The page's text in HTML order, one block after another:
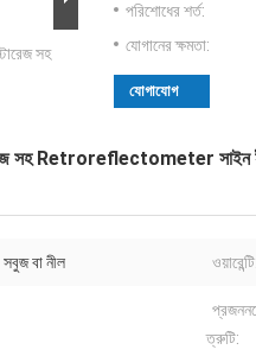
সহ
পরিশোধের শর্ত:
যোগানের ক্ষমতা:
যোগাযোগ
সহ Retroreflectometer
সবুজ বা নীল
ত্রুটি: